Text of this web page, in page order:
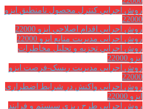
روش اجرايي كنترل محصول نامنطبق ایزو
22000
روش اجرايي اقدام اصلاحي ایزو 22000
روش اجرایی مدیریت منابع ایزو 22000
روش اجرايي تجزیه و تحلیل مخاطرات
ایزو 22000
روش اجرایی مدیریت ریسک-فرصت ایزو
22000
روش اجرایی واکنش در شرایط اضطراری
ایزو 22000
روش اجرایی طرح ریزی سیستم و فرایند